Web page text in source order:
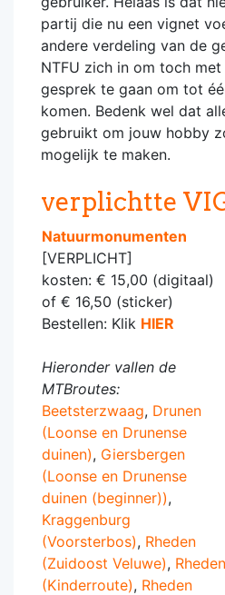
partij die nu een vignet
andere verdeling van de
NTFU zich in om toch
gesprek te gaan om tot
komen. Bedenk wel dat
gebruikt om jouw hobby
mogelijk te maken.
verplichtte
Natuurmonumenten
[VERPLICHT]
kosten: € 15,00 (digitaal)
of € 16,50 (sticker)
Bestellen: Klik HIER
Hieronder vallen de
MTBroutes:
Beetsterzwaag, Drunen
(Loonse en Drunense
duinen), Giersbergen
(Loonse en Drunense
duinen (beginner)),
Kraggenburg
(Voorsterbos), Rheden
(Zuidoost Veluwe), Rheden
(Kinderroute), Rheden